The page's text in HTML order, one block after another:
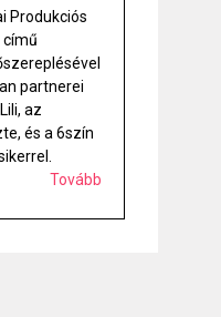
Produkciós
című
partnerei
az
és a 6szín
Tovább